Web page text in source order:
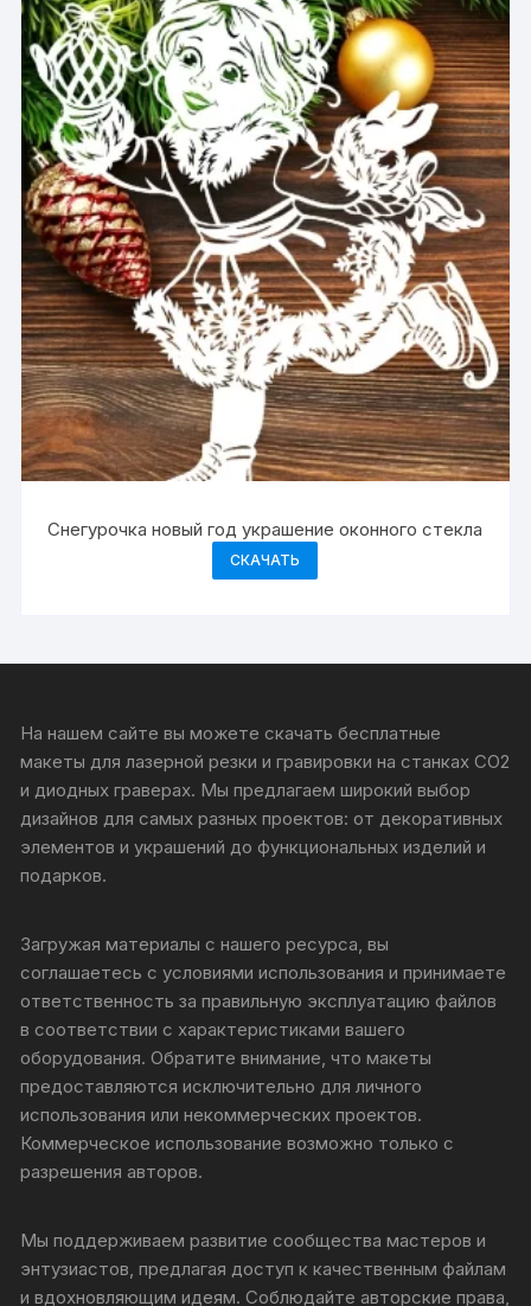
Снегурочка новый год украшение оконного стекла
СКАЧАТЬ
На нашем сайте вы можете скачать бесплатные
макеты для лазерной резки и гравировки на станках CO2
и диодных граверах. Мы предлагаем широкий выбор
дизайнов для самых разных проектов: от декоративных
элементов и украшений до функциональных изделий и
подарков.
Загружая материалы с нашего ресурса, вы
соглашаетесь с условиями использования и принимаете
ответственность за правильную эксплуатацию файлов
в соответствии с характеристиками вашего
оборудования. Обратите внимание, что макеты
предоставляются исключительно для личного
использования или некоммерческих проектов.
Коммерческое использование возможно только с
разрешения авторов.
Мы поддерживаем развитие сообщества мастеров и
энтузиастов, предлагая доступ к качественным файлам
и вдохновляющим идеям. Соблюдайте авторские права,